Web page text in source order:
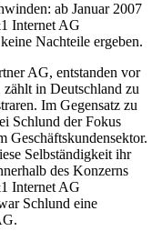
ab Januar 2007
Internet AG
Nachteile ergeben.
AG, entstanden vor
in Deutschland zu
Im Gegensatz zu
Schlund der Fokus
Geschäftskundensektor.
Selbständigkeit ihr
des Konzerns
Internet AG
Schlund eine